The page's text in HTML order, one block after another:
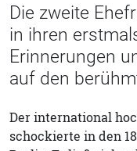
Die zweite
in ihren
Erinnerungen
auf den
Der international
schockierte in den